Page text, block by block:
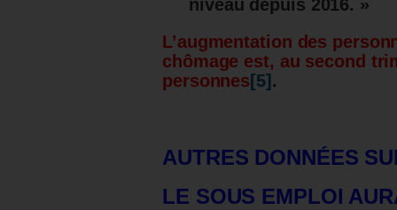
niveau depuis 2016. »
L’augmentation des
chômage est, au second
personnes [5] .
AUTRES DONNÉES
LE SOUS EMPLOI